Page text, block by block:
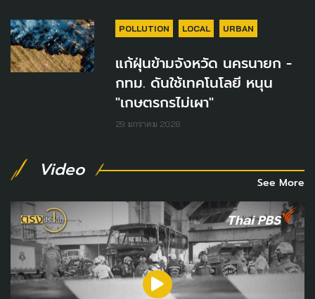
POLLUTION LOCAL URBAN
แก้ฝุ่นข้ามจังหวัด นครนายก -
กทม. ดันใช้เทคโนโลยี หนุน
"เกษตรกรไม่เผา"
29 มกราคม 2026
Video
See More